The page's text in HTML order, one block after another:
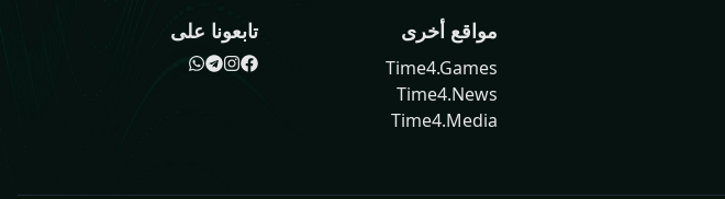
مواقع أخرى
Time4.Games
Time4.News
Time4.Media
تابعونا على